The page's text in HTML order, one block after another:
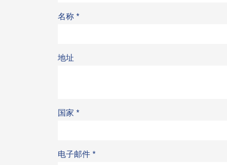
名称 *
地址
国家 *
电子邮件 *